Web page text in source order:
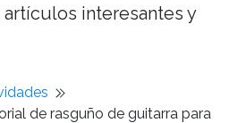
interesantes y
de rasguño de guitarra para